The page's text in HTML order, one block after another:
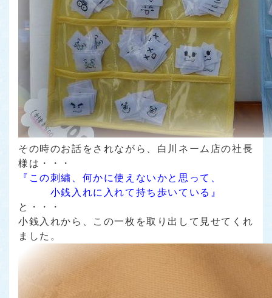
その時のお話をされながら、白川ネーム店の社長
様は・・・
『この刺繍、何かに使えないかと思って、
小銭入れに入れて持ち歩いている』
と・・・
小銭入れから、この一枚を取り出して見せてくれ
ました。